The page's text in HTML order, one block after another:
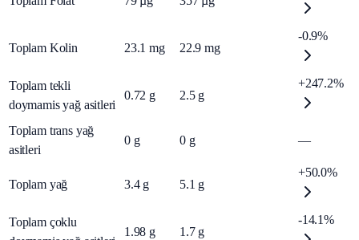
Toplam Kolin 23.1 mg 22.9 mg
-0.9%
Toplam tekli
doymamis yağ asitleri
0.72 g 2.5 g
+247.2%
Toplam trans yağ
asitleri
0 g 0 g —
Toplam yağ 3.4 g 5.1 g
+50.0%
Toplam çoklu
1.98 g 1.7 g
-14.1%